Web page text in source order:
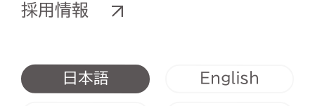
採用情報
日本語 English